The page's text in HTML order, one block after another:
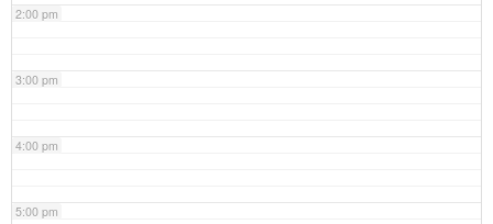
2:00 pm
3:00 pm
4:00 pm
5:00 pm